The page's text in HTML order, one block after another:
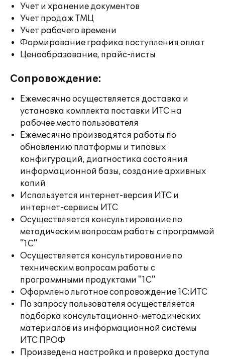
Учет и хранение документов
Учет продаж ТМЦ
Учет рабочего времени
Формирование графика поступления оплат
Ценообразование, прайс-листы
Сопровождение:
Ежемесячно осуществляется доставка и
установка комплекта поставки ИТС на
рабочее место пользователя
Ежемесячно производятся работы по
обновлению платформы и типовых
конфигураций, диагностика состояния
информационной базы, создание архивных
копий
Используется интернет-версия ИТС и
интернет-сервисы ИТС
Осуществляется консультирование по
методическим вопросам работы с программой
"1С"
Осуществляется консультирование по
техническим вопросам работы с
программными продуктами "1С"
Оформлено льготное сопровождение 1С:ИТС
По запросу пользователя осуществляется
подборка консультационно-методических
материалов из информационной системы
ИТС ПРОФ
Произведена настройка и проверка доступа